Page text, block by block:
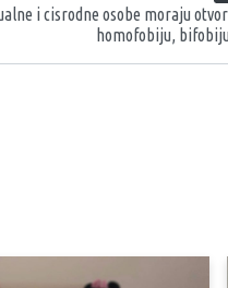
i cisrodne osobe moraju
homofobiju,